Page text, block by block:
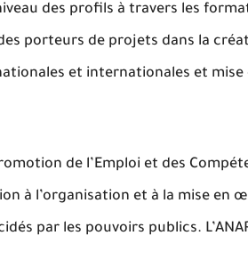
des profils à travers les
porteurs de projets dans la
et internationales et
de l’Emploi et des
à l’organisation et à la mise en
par les pouvoirs publics.